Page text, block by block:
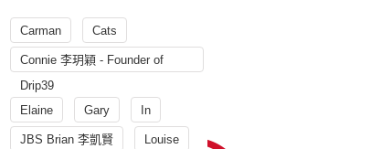
Carman Cats
Connie 李玥穎 - Founder of
Drip39
Elaine
Gary In
JBS Brian 李凱賢 Louise